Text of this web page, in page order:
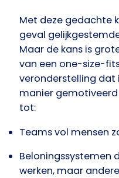
Met deze gedachte
geval
Maar de kans is
van een one-size-
veronderstelling dat
manier gemotiveerd
tot:
Teams vol mensen
Beloningssystemen
werken, maar